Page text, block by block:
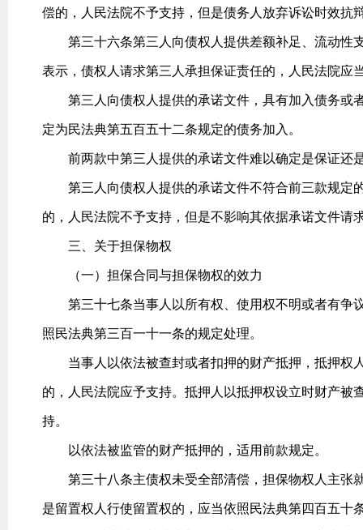
偿的，人民法院不予支持，但是债务人放弃诉讼时效抗
第三十六条第三人向债权人提供差额补足、流动性
表示，债权人请求第三人承担保证责任的，人民法院应
第三人向债权人提供的承诺文件，具有加入债务或
定为民法典第五百五十二条规定的债务加入。
前两款中第三人提供的承诺文件难以确定是保证还
第三人向债权人提供的承诺文件不符合前三款规定
的，人民法院不予支持，但是不影响其依据承诺文件
三、关于担保物权
（一）担保合同与担保物权的效力
第三十七条当事人以所有权、使用权不明或者有争
照民法典第三百一十一条的规定处理。
当事人以依法被查封或者扣押的财产抵押，抵押权
的，人民法院应予支持。抵押人以抵押权设立时财产
持。
以依法被监管的财产抵押的，适用前款规定。
第三十八条主债权未受全部清偿，担保物权人主张
是留置权人行使留置权的，应当依照民法典第四百五十